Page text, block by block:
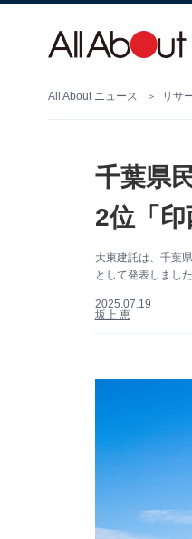
All About ニュース リサ
千葉県
2位「印
大東建託は、千葉
として発表しまし
2025.07.19
坂上 恵